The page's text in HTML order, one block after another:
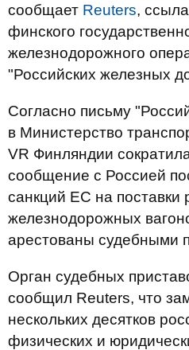
сообщает Reuters,
финского
железнодорожного
"Российских железных
Согласно письму
в Министерство
VR Финляндии
сообщение с Россией
санкций ЕС на поставки
железнодорожных
арестованы судебными
Орган судебных
сообщил Reuters, что
нескольких десятков
физических и